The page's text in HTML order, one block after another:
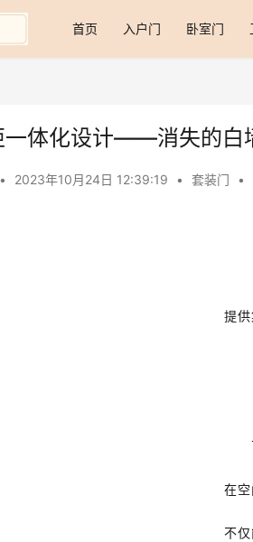
首页 入户门 卧室门
一体化设计——消失的白
• 2023年10月24日 12:39:19 • 套装门 •
提
在
不